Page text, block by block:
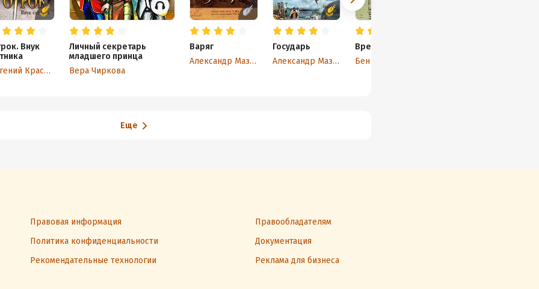
Внук
Евгений Красницкий
Личный секретарь
младшего принца
Вера Чиркова
Варяг
Александр Мазин
Государь
Александр Мазин
Время и снова время
Бен Элтон
Еще
Правовая информация
Правообладателям
Политика конфиденциальности
Документация
Рекомендательные технологии Реклама для бизнеса